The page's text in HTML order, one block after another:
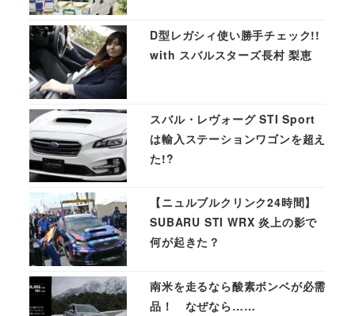
D型レガシィ使い勝手チェック!!
with スバルスターズ長村 梨恵
スバル・レヴォーグ STI Sport
は輸入ステーションワゴンを超え
た!?
【ニュルブルクリンク24時間】
SUBARU STI WRX 炎上の影で
何が起きた？
南米を走るなら酸素ボンベが必需
品！ なぜなら……